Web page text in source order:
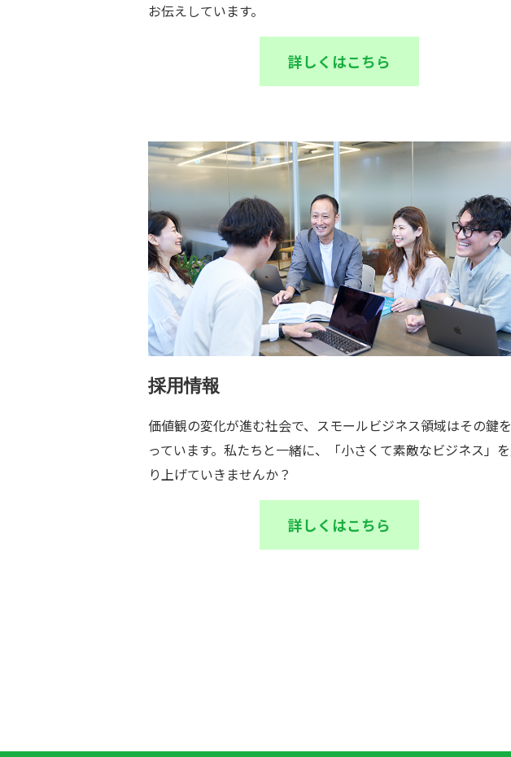
お伝えしています。
詳しくはこちら
採用情報
価値観の変化が進む社会で、スモールビジネス領域はその鍵
っています。私たちと一緒に、「小さくて素敵なビジネス」
り上げていきませんか？
詳しくはこちら